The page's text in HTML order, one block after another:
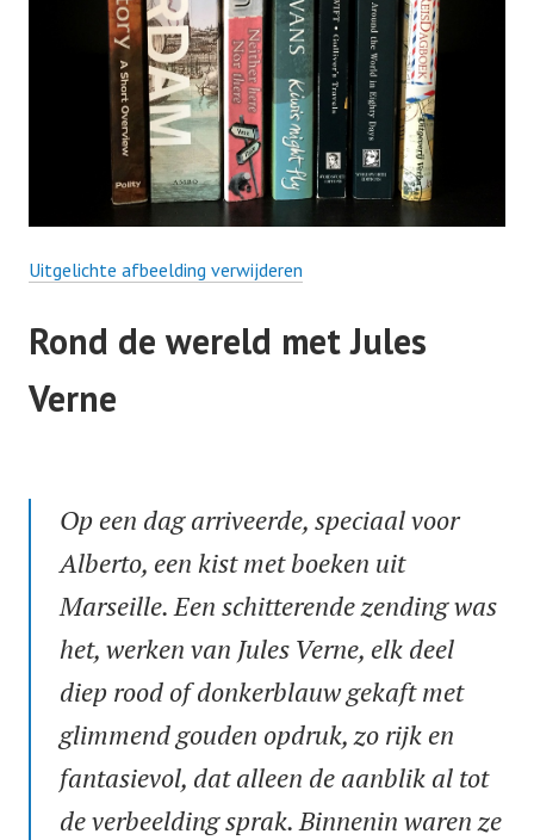
Uitgelichte afbeelding verwijderen
Rond de wereld met Jules
Verne
Op een dag arriveerde, speciaal voor
Alberto, een kist met boeken uit
Marseille. Een schitterende zending was
het, werken van Jules Verne, elk deel
diep rood of donkerblauw gekaft met
glimmend gouden opdruk, zo rijk en
fantasievol, dat alleen de aanblik al tot
de verbeelding sprak. Binnenin waren ze